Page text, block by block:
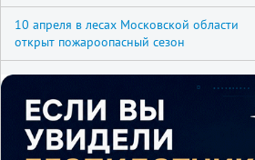
10 апреля в лесах Московской области
открыт пожароопасный сезон